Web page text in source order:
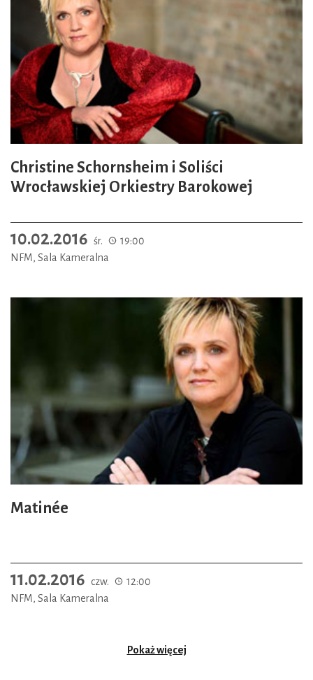
Christine Schornsheim i Soliści
Wrocławskiej Orkiestry Barokowej
10.02.2016 śr.
19:00
NFM, Sala Kameralna
Matinée
11.02.2016 czw.
12:00
NFM, Sala Kameralna
Pokaż więcej